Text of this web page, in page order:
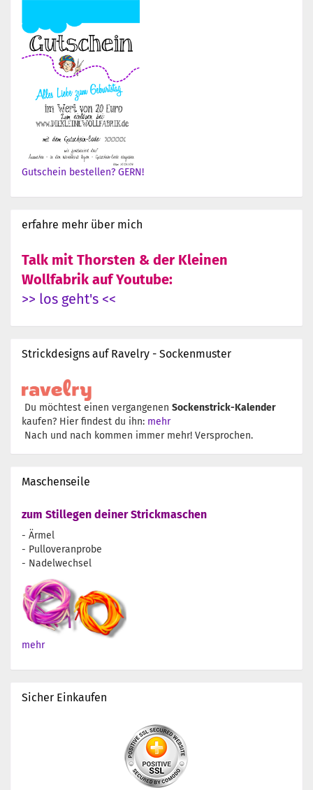
Gutschein bestellen? GERN!
erfahre mehr über mich
Talk mit Thorsten & der Kleinen
Wollfabrik auf Youtube:
>> los geht's <<
Strickdesigns auf Ravelry - Sockenmuster
Du möchtest einen vergangenen Sockenstrick-Kalender
kaufen? Hier findest du ihn: mehr
Nach und nach kommen immer mehr! Versprochen.
Maschenseile
zum Stillegen deiner Strickmaschen
- Ärmel
- Pulloveranprobe
- Nadelwechsel
mehr
Sicher Einkaufen